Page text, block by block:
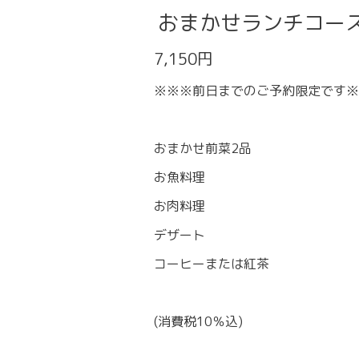
おまかせランチコー
7,150円
※※※前日までのご予約限定で
おまかせ前菜2品
お魚料理
お肉料理
デザート
コーヒーまたは紅茶
(消費税10％込)